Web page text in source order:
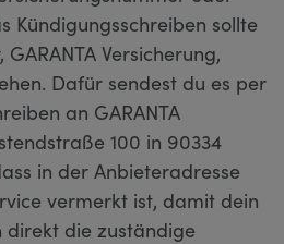
Kündigungsschreiben sollte
Versicherung,
Dafür sendest du es per
an GARANTA
100 in 90334
in der Anbieteradresse
vermerkt ist, damit dein
direkt die zuständige